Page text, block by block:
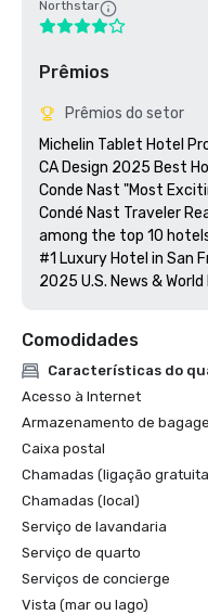
Northstar
Prêmios
Prêmios do setor
Michelin Tablet Hotel
CA Design 2025 Best
Conde Nast "Most
Condé Nast Traveler
among the top 10
#1 Luxury Hotel in San
Comodidades
Características do
Acesso à Internet
Armazenamento de
Caixa postal
Chamadas (ligação
Chamadas (local)
Serviço de lavandaria
Serviço de quarto
Serviços de concierge
Vista (mar ou lago)